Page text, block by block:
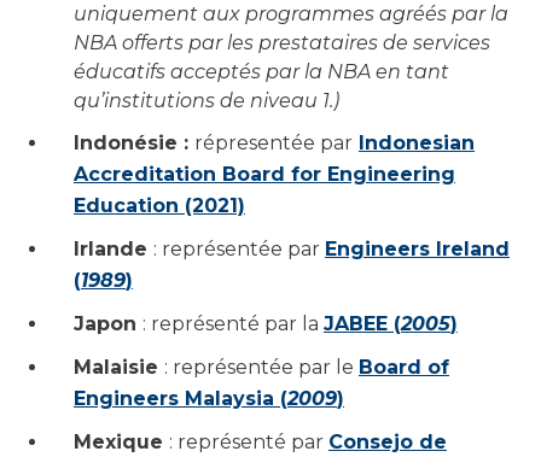
uniquement aux programmes agréés par la
NBA offerts par les prestataires de services
éducatifs acceptés par la NBA en tant
qu’institutions de niveau 1.)
Indonésie : répresentée par Indonesian
Accreditation Board for Engineering
Education (2021)
Irlande : représentée par Engineers Ireland
(1989)
Japon : représenté par la JABEE (2005)
Malaisie : représentée par le Board of
Engineers Malaysia (2009)
Mexique : représenté par Consejo de